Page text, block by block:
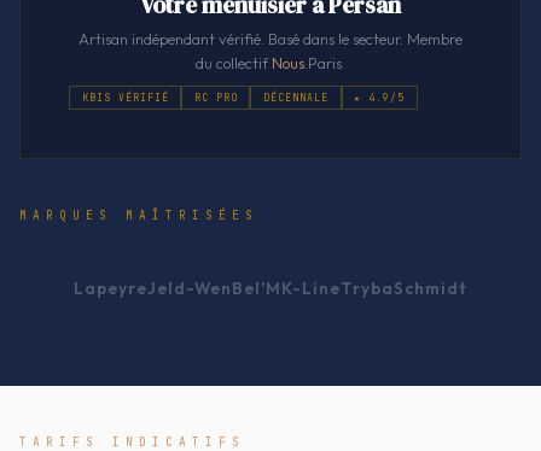
Artisan indépendant vérifié. Basé dans le secteur. Membre
du collectifNous .Paris.
KBIS VÉRIFIÉ RC PRO DÉCENNALE ★ 4.9/5
MARQUES MAÎTRISÉES
LapeyreJeld-WenBel'MK-LineTrybaSchmidt
TARIFS INDICATIFS